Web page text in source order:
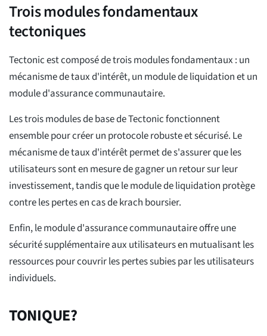
Trois modules fondamentaux
tectoniques
Tectonic est composé de trois modules fondamentaux : un
mécanisme de taux d'intérêt, un module de liquidation et un
module d'assurance communautaire.
Les trois modules de base de Tectonic fonctionnent
ensemble pour créer un protocole robuste et sécurisé. Le
mécanisme de taux d'intérêt permet de s'assurer que les
utilisateurs sont en mesure de gagner un retour sur leur
investissement, tandis que le module de liquidation protège
contre les pertes en cas de krach boursier.
Enfin, le module d'assurance communautaire offre une
sécurité supplémentaire aux utilisateurs en mutualisant les
ressources pour couvrir les pertes subies par les utilisateurs
individuels.
TONIQUE?